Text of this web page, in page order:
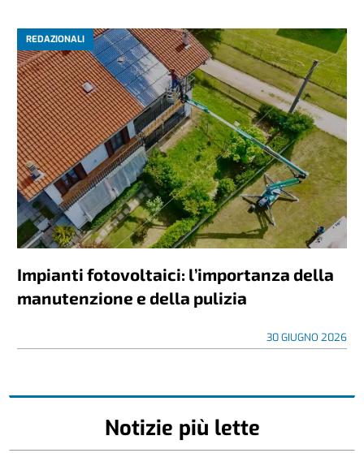
REDAZIONALI
Impianti fotovoltaici: l’importanza della
manutenzione e della pulizia
30 GIUGNO 2026
Notizie più lette